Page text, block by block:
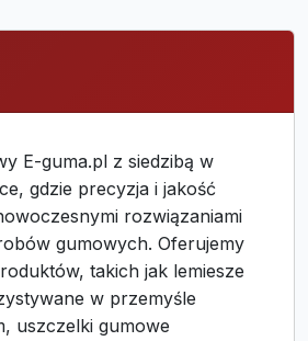
E-guma.pl z siedzibą w
gdzie precyzja i jakość
rozwiązaniami
gumowych. Oferujemy
takich jak lemiesze
w przemyśle
uszczelki gumowe